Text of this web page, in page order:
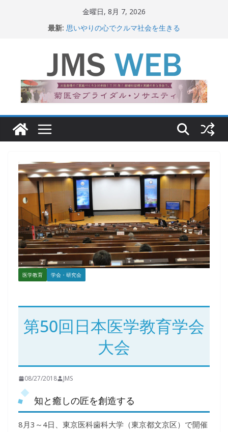
ッ
金曜日, 8月 7, 2026
最新: 思いやりの心でクルマ社会を生きる
関東大震災から100 年
新生ニッポン！
医学教育 学会・研究会
第50回日本医学教育学会
大会
08/27/2018 JMS
知と癒しの匠を創造する
8月3～4日、東京医科歯科大学（東京都文京区）で開催